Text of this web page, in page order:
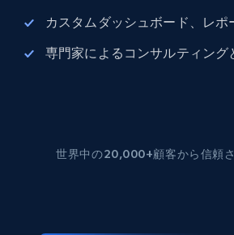
カスタムダッシュボード、レポ
専門家によるコンサルティング
世界中の20,000+顧客から信頼さ